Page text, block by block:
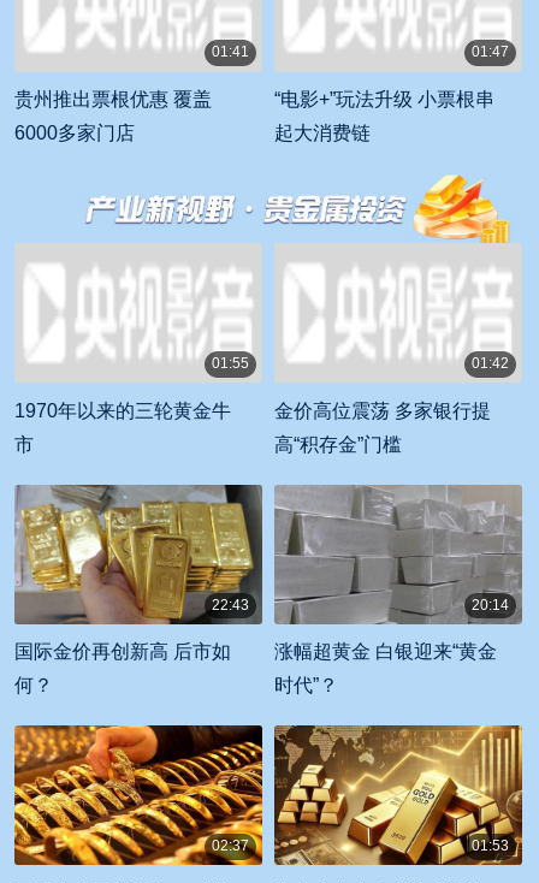
01:41
贵州推出票根优惠 覆盖
6000多家门店
01:47
“电影+”玩法升级 小票根串
起大消费链
01:55
1970年以来的三轮黄金牛
市
01:42
金价高位震荡 多家银行提
高“积存金”门槛
22:43
国际金价再创新高 后市如
何？
20:14
涨幅超黄金 白银迎来“黄金
时代”？
02:37 01:53